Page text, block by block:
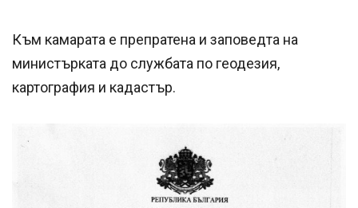
Към камарата е препратена и заповедта на
министърката до службата по геодезия,
картография и кадастър.